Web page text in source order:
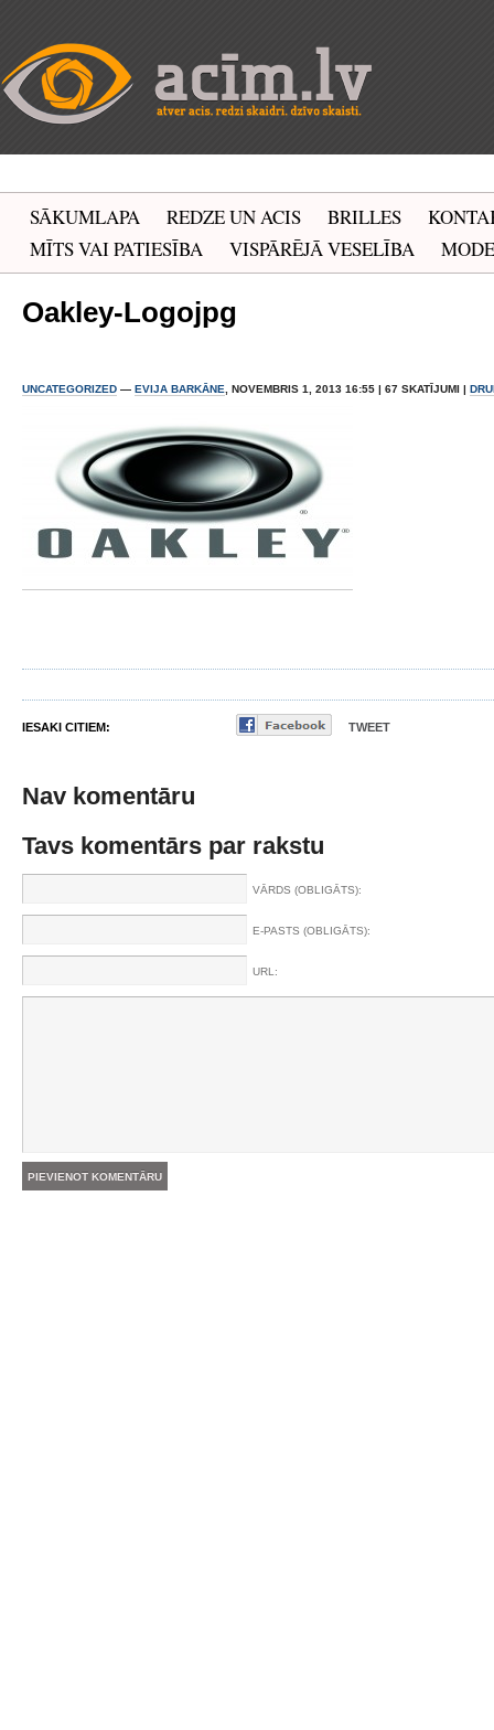
SĀKUMLAPA REDZE UN ACIS BRILLES
MĪTS VAI PATIESĪBA
VISPĀRĒJĀ VESELĪBA MODE
Oakley-Logojpg
UNCATEGORIZED — EVIJA BARKĀNE , NOVEMBRIS 1, 2013 16:55 | 67 SKATĪJUMI |
IESAKI CITIEM: TWEET
Nav komentāru
Tavs komentārs par rakstu
VĀRDS (OBLIGĀTS):
E-PASTS (OBLIGĀTS):
URL: